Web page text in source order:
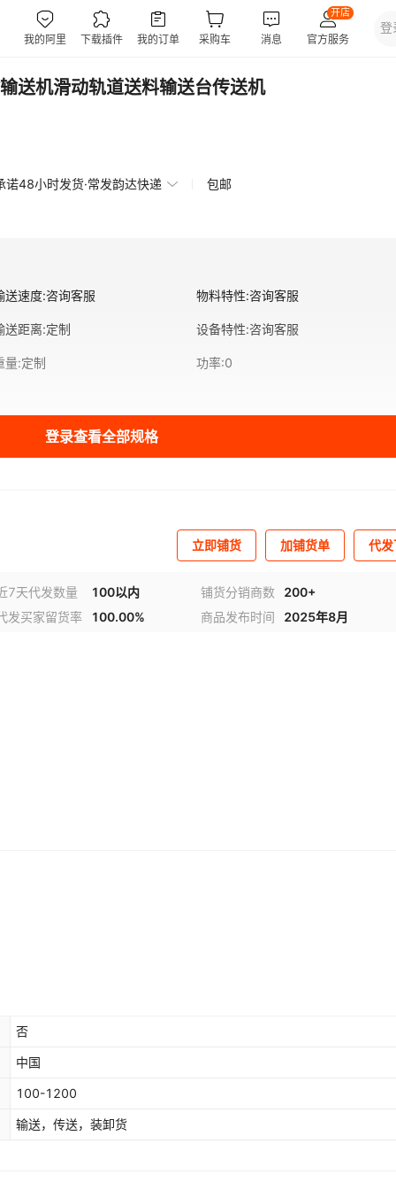
送机滑动轨道送料输送台传送机
诺48小时发货·常发韵达快递 包邮
送速度:咨询客服 物料特性:咨询客服
送距离:定制 设备特性:咨询客服
量:定制 功率:0
登录查看全部规格
立即铺货 加铺货单 代
7天代发数量 100以内 铺货分销商数
200+
发买家留货率
100.00% 商品发布时间 2025年8月
否
中国
100-1200
输送，传送，装卸货